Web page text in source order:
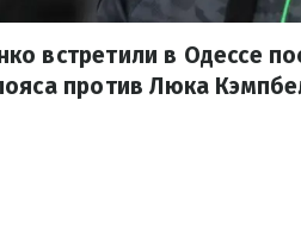
встретили в Одессе
против Люка